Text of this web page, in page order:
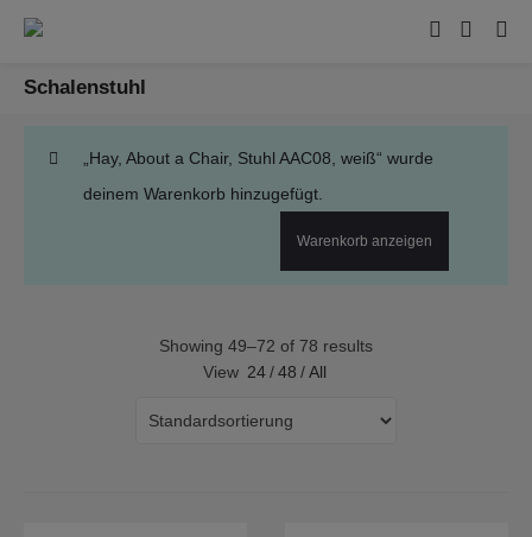
Schalenstuhl
„Hay, About a Chair, Stuhl AAC08, weiß“ wurde
deinem Warenkorb hinzugefügt.
Warenkorb anzeigen
Showing 49–72 of 78 results
View 24 / 48 / All